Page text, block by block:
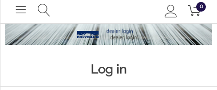
0
Log in